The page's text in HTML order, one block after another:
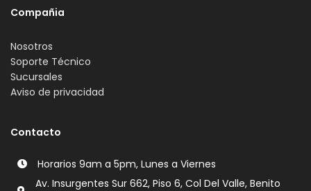
Compañia
Nosotros
Soporte Técnico
Sucursales
Aviso de privacidad
Contacto
Horarios 9am a 5pm, Lunes a Viernes
Av. Insurgentes Sur 662, Piso 6, Col Del Valle, Benito